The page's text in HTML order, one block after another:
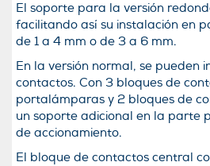
El soporte para la versión
facilitando así su instalación en
de 1 a 4 mm o de 3 a 6 mm.
En la versión normal, se pueden
contactos. Con 3 bloques de
portalámparas y 2 bloques de
un soporte adicional en la parte
de accionamiento.
El bloque de contactos central